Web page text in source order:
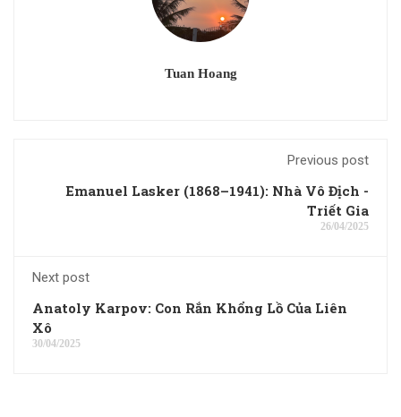
Tuan Hoang
Previous post
Emanuel Lasker (1868–1941): Nhà Vô Địch -
Triết Gia
26/04/2025
Next post
Anatoly Karpov: Con Rắn Khổng Lồ Của Liên
Xô
30/04/2025